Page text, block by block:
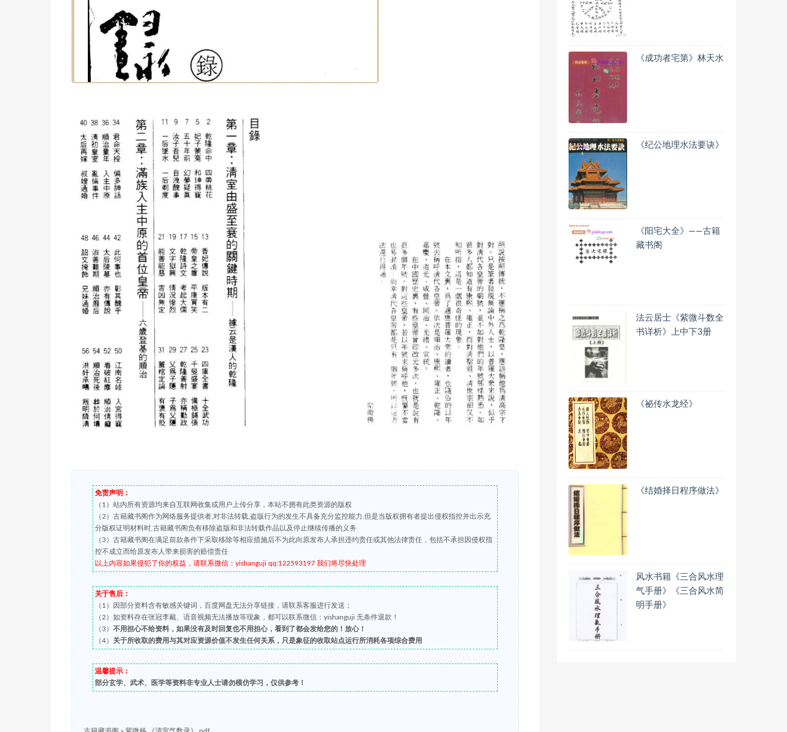
免责声明：
（1）站内所有资源均来自互联网收集或用户上传分享，本站不拥有此类资源的版权
（2）古籍藏书阁作为网络服务提供者,对非法转载,盗版行为的发生不具备充分监控能力.但是当版权拥有者提出侵权指控并出示充
分版权证明材料时,古籍藏书阁负有移除盗版和非法转载作品以及停止继续传播的义务
（3）古籍藏书阁在满足前款条件下采取移除等相应措施后不为此向原发布人承担违约责任或其他法律责任，包括不承担因侵权指
控不成立而给原发布人带来损害的赔偿责任
以上内容如果侵犯了你的权益，请联系微信：yishanguji qq:122593197 我们将尽快处理
关于售后：
（1）因部分资料含有敏感关键词，百度网盘无法分享链接，请联系客服进行发送；
（2）如资料存在张冠李戴、语音视频无法播放等现象，都可以联系微信：yishanguji 无条件退款！
（3） 不用担心不给资料，如果没有及时回复也不用担心，看到了都会发给您的！放心！
（4） 关于所收取的费用与其对应资源价值不发生任何关系，只是象征的收取站点运行所消耗各项综合费用
温馨提示：
部分玄学、武术、医学等资料非专业人士请勿模仿学习，仅供参考！
《成功者宅第》林天水
《纪公地理水法要诀》
《阳宅大全》——古籍
藏书阁
法云居士《紫微斗数全
书详析》上中下3册
《祕传水龙经》
《结婚择日程序做法》
风水书籍《三合风水理
气手册》《三合风水简
明手册》